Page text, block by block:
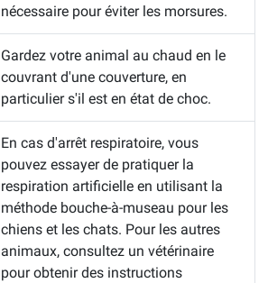
nécessaire pour éviter les morsures.
Gardez votre animal au chaud en le
couvrant d'une couverture, en
particulier s'il est en état de choc.
En cas d'arrêt respiratoire, vous
pouvez essayer de pratiquer la
respiration artificielle en utilisant la
méthode bouche-à-museau pour les
chiens et les chats. Pour les autres
animaux, consultez un vétérinaire
pour obtenir des instructions